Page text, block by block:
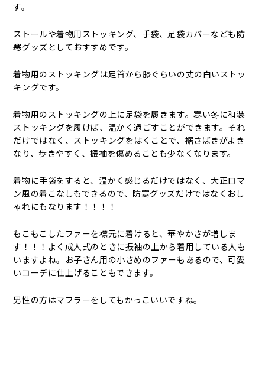
す。
ストールや着物用ストッキング、手袋、足袋カバーなども防
寒グッズとしておすすめです。
着物用のストッキングは足首から膝ぐらいの丈の白いストッ
キングです。
着物用のストッキングの上に足袋を履きます。寒い冬に和装
ストッキングを履けば、温かく過ごすことができます。それ
だけではなく、ストッキングをはくことで、裾さばきがよき
なり、歩きやすく、振袖を傷めることも少なくなります。
着物に手袋をすると、温かく感じるだけではなく、大正ロマ
ン風の着こなしもできるので、防寒グッズだけではなくおし
ゃれにもなります！！！！
もこもこしたファーを襟元に着けると、華やかさが増しま
す！！！よく成人式のときに振袖の上から着用している人も
いますよね。お子さん用の小さめのファーもあるので、可愛
いコーデに仕上げることもできます。
男性の方はマフラーをしてもかっこいいですね。